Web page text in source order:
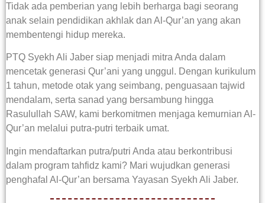
Tidak ada pemberian yang lebih berharga bagi seorang
anak selain pendidikan akhlak dan Al-Qur’an yang akan
membentengi hidup mereka.
PTQ Syekh Ali Jaber siap menjadi mitra Anda dalam
mencetak generasi Qur’ani yang unggul. Dengan kurikulum
1 tahun, metode otak yang seimbang, penguasaan tajwid
mendalam, serta sanad yang bersambung hingga
Rasulullah SAW, kami berkomitmen menjaga kemurnian Al-
Qur’an melalui putra-putri terbaik umat.
Ingin mendaftarkan putra/putri Anda atau berkontribusi
dalam program tahfidz kami? Mari wujudkan generasi
penghafal Al-Qur’an bersama Yayasan Syekh Ali Jaber.